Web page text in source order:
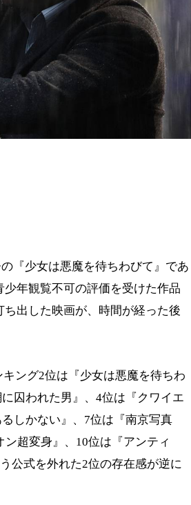
『少女は悪魔を待ちわびて』であ
年観覧不可の評価を受けた作品
出した映画が、時間が経った後
ング2位は『少女は悪魔を待ちわ
囚われた男』、4位は『クワイエ
しかない』、7位は『南京写真
超変身』、10位は『アンティ
公式を外れた2位の存在感が逆に